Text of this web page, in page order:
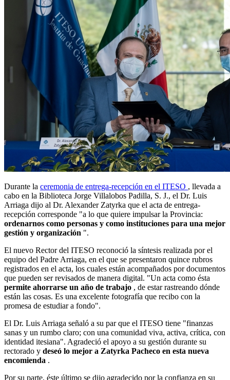
Durante la ceremonia de entrega-recepción en el ITESO , llevada a
cabo en la Biblioteca Jorge Villalobos Padilla, S. J., el Dr. Luis
Arriaga dijo al Dr. Alexander Zatyrka que el acta de entrega-
recepción corresponde "a lo que quiere impulsar la Provincia:
ordenarnos como personas y como instituciones para una mejor
gestión y organización ".
El nuevo Rector del ITESO reconoció la síntesis realizada por el
equipo del Padre Arriaga, en el que se presentaron quince rubros
registrados en el acta, los cuales están acompañados por documentos
que pueden ser revisados de manera digital. "Un acta como ésta
permite ahorrarse un año de trabajo , de estar rastreando dónde
están las cosas. Es una excelente fotografía que recibo con la
promesa de estudiar a fondo".
El Dr. Luis Arriaga señaló a su par que el ITESO tiene "finanzas
sanas y un rumbo claro; con una comunidad viva, activa, crítica, con
identidad itesiana". Agradeció el apoyo a su gestión durante su
rectorado y deseó lo mejor a Zatyrka Pacheco en esta nueva
encomienda .
Por su parte, éste último se dijo agradecido por la confianza en su